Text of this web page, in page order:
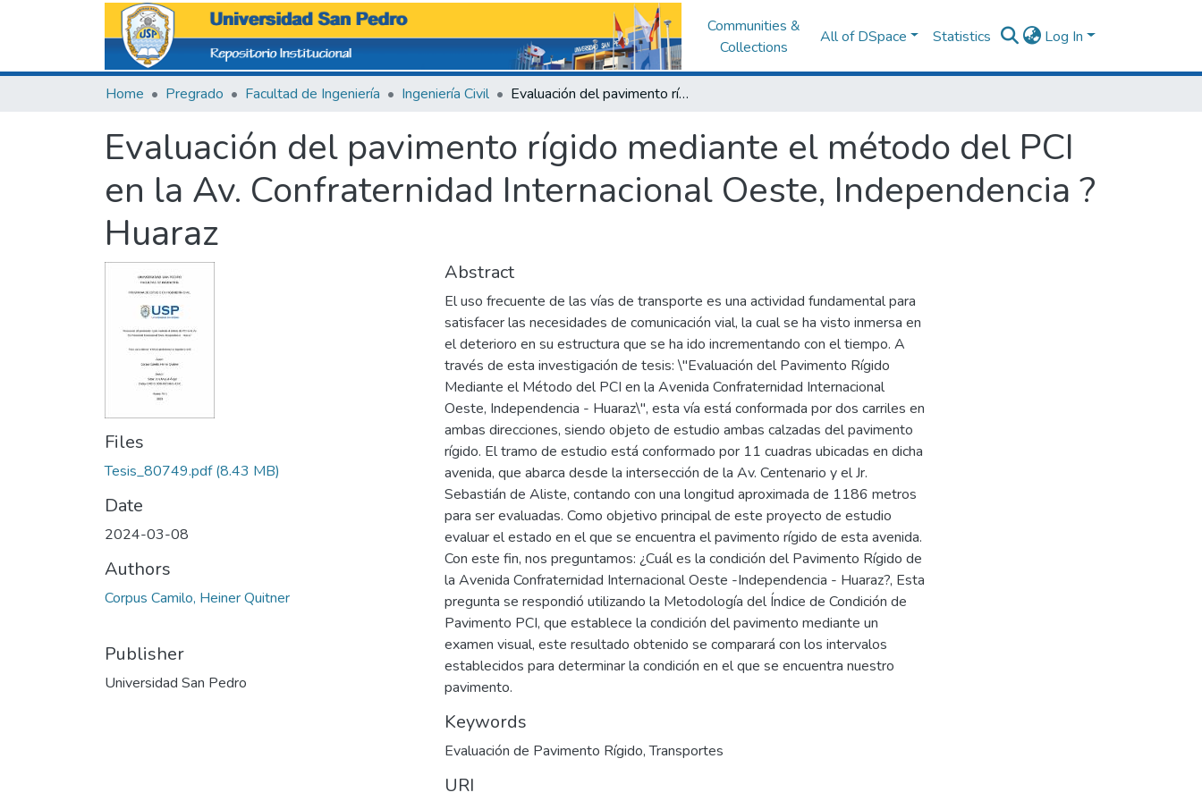
Communities &
Collections
All of DSpace Statistics Log In
Home Pregrado Facultad de Ingeniería Ingeniería Civil Evaluación del pavimento rígido mediante el método del PCI en la Av. Confraternidad Internacional Oeste, Independencia ? Huaraz
Evaluación del pavimento rígido mediante el método del PCI
en la Av. Confraternidad Internacional Oeste, Independencia ?
Huaraz
Files
Tesis_80749.pdf(8.43 MB)
Date
2024-03-08
Authors
Corpus Camilo, Heiner Quitner
Publisher
Universidad San Pedro
Abstract
El uso frecuente de las vías de transporte es una actividad fundamental para
satisfacer las necesidades de comunicación vial, la cual se ha visto inmersa en
el deterioro en su estructura que se ha ido incrementando con el tiempo. A
través de esta investigación de tesis: \"Evaluación del Pavimento Rígido
Mediante el Método del PCI en la Avenida Confraternidad Internacional
Oeste, Independencia - Huaraz\", esta vía está conformada por dos carriles en
ambas direcciones, siendo objeto de estudio ambas calzadas del pavimento
rígido. El tramo de estudio está conformado por 11 cuadras ubicadas en dicha
avenida, que abarca desde la intersección de la Av. Centenario y el Jr.
Sebastián de Aliste, contando con una longitud aproximada de 1186 metros
para ser evaluadas. Como objetivo principal de este proyecto de estudio
evaluar el estado en el que se encuentra el pavimento rígido de esta avenida.
Con este fin, nos preguntamos: ¿Cuál es la condición del Pavimento Rígido de
la Avenida Confraternidad Internacional Oeste -Independencia - Huaraz?, Esta
pregunta se respondió utilizando la Metodología del Índice de Condición de
Pavimento PCI, que establece la condición del pavimento mediante un
examen visual, este resultado obtenido se comparará con los intervalos
establecidos para determinar la condición en el que se encuentra nuestro
pavimento.
Keywords
Evaluación de Pavimento Rígido,Transportes
URI